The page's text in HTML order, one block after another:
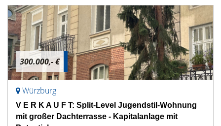
300.000,- €
Würzburg
V E R K A U F T: Split-Level Jugendstil-Wohnung
mit großer Dachterrasse - Kapitalanlage mit